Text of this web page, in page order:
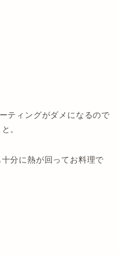
ティングがダメになるので
。
分に熱が回ってお料理で